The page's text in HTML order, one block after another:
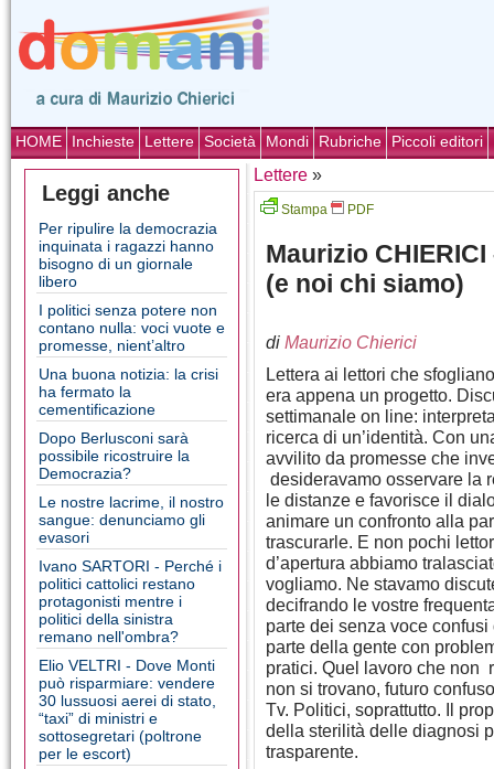
HOME Inchieste Lettere Società Mondi Rubriche Piccoli editori
Leggi anche
Per ripulire la democrazia
inquinata i ragazzi hanno
bisogno di un giornale
libero
I politici senza potere non
contano nulla: voci vuote e
promesse, nient’altro
Una buona notizia: la crisi
ha fermato la
cementificazione
Dopo Berlusconi sarà
possibile ricostruire la
Democrazia?
Le nostre lacrime, il nostro
sangue: denunciamo gli
evasori
Ivano SARTORI - Perché i
politici cattolici restano
protagonisti mentre i
politici della sinistra
remano nell'ombra?
Elio VELTRI - Dove Monti
può risparmiare: vendere
30 lussuosi aerei di stato,
“taxi” di ministri e
sottosegretari (poltrone
per le escort)
Lettere »
Stampa PDF
Maurizio
(e noi chi siamo)
di Maurizio Chierici
Lettera ai lettori che
era appena un progetto.
settimanale on line:
ricerca di un’identità. Con
avvilito da promesse che
desideravamo osservare la
le distanze e favorisce il
animare un confronto alla
trascurarle. E non pochi
d’apertura abbiamo
vogliamo. Ne stavamo
decifrando le vostre
parte dei senza voce
parte della gente con
pratici. Quel lavoro che non
non si trovano, futuro
Tv. Politici, soprattutto. Il
della sterilità delle diagnosi
trasparente.